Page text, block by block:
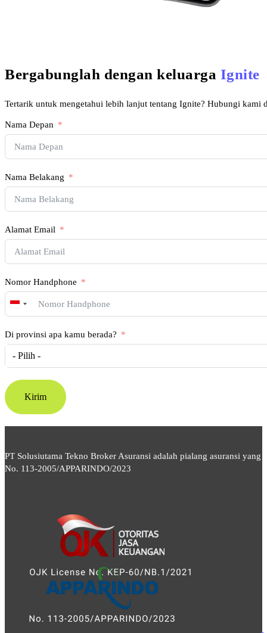
Bergabunglah dengan keluarga Ignite
Tertarik untuk mengetahui lebih lanjut tentang Ignite? Hubungi kami
Nama Depan
Nama Belakang
Alamat Email
Nomor Handphone
Indonesia
+62
Di provinsi apa kamu berada?
- Pilih -
Kirim
PT Solusiutama Tekno Broker Asuransi adalah pialang asuransi
No. 113-2005/APPARINDO/2023